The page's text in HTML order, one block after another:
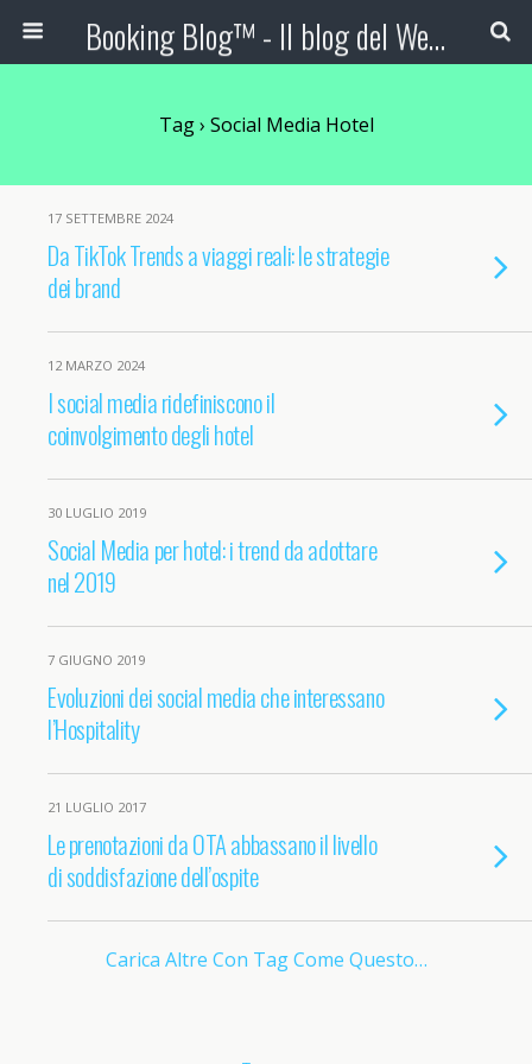
Booking Blog™ - Il blog del Web Marketing Turistico
Tag › Social Media Hotel
17 SETTEMBRE 2024
Da TikTok Trends a viaggi reali: le strategie
dei brand
12 MARZO 2024
I social media ridefiniscono il
coinvolgimento degli hotel
30 LUGLIO 2019
Social Media per hotel: i trend da adottare
nel 2019
7 GIUGNO 2019
Evoluzioni dei social media che interessano
l’Hospitality
21 LUGLIO 2017
Le prenotazioni da OTA abbassano il livello
di soddisfazione dell’ospite
Carica Altre Con Tag Come Questo…